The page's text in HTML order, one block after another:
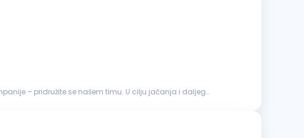
– pridružite se našem timu. U cilju jačanja i daljeg